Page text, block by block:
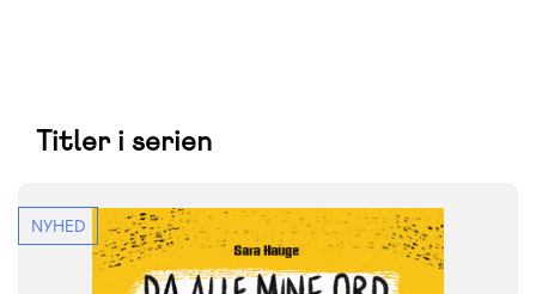
Titler i serien
FAG
Dansk
NYHED